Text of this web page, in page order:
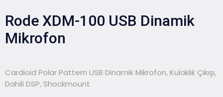
Rode XDM-100 USB Dinamik
Mikrofon
Cardioid Polar Pattern USB Dinamik Mikrofon, Kulaklık Çıkışı,
Dahili DSP, Shockmount